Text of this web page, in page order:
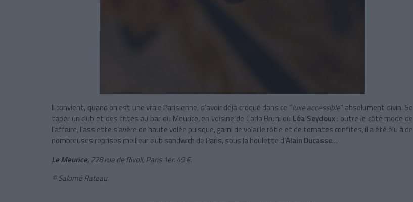
Il convient, quand on est une vraie Parisienne, d’avoir déjà croqué dans ce “luxe accessible” absolument divin. Se
taper un club et des frites au bar du Meurice, en voisine de Carla Bruni ou Léa Seydoux : outre le côté mode de
l’affaire, l’assiette s’avère de haute volée puisque, garni de volaille rôtie et de tomates confites, il a été élu à de
nombreuses reprises meilleur club sandwich de Paris, sous la houlette d’Alain Ducasse…
Le Meurice, 228 rue de Rivoli, Paris 1er. 49 €.
© Salomé Rateau